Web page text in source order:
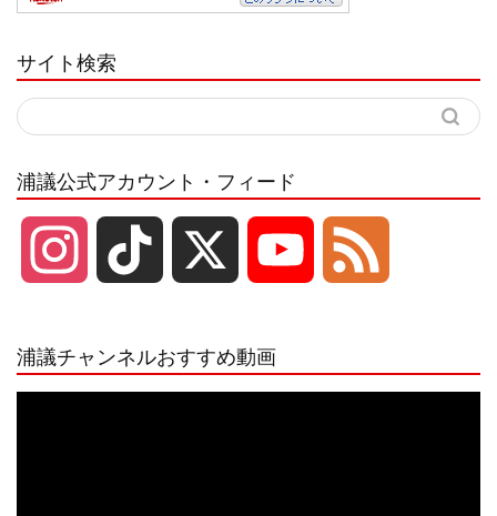
サイト検索
浦議公式アカウント・フィード
浦議チャンネルおすすめ動画